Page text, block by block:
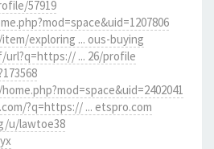
57919
exploring ... ous-buying
... 26/profile
?q=https:// ... etspro.com
u/lawtoe38